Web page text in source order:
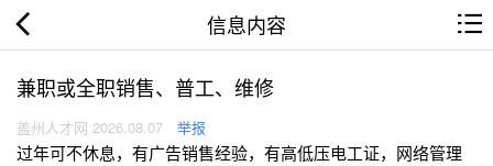
信息内容
兼职或全职销售、普工、维修
盖州人才网 2026.08.07 举报
过年可不休息，有广告销售经验，有高低压电工证，网络管理